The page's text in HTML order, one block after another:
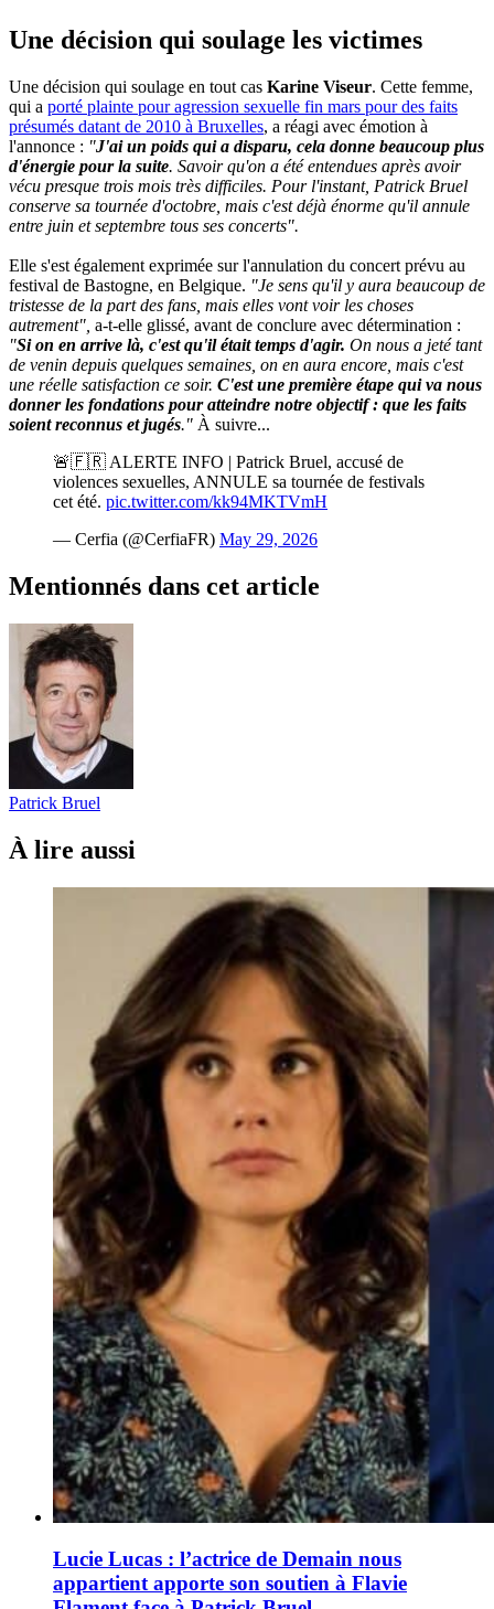
Une décision qui soulage les victimes
Une décision qui soulage en tout cas Karine Viseur. Cette femme,
qui a porté plainte pour agression sexuelle fin mars pour des faits
présumés datant de 2010 à Bruxelles, a réagi avec émotion à
l'annonce : "J'ai un poids qui a disparu, cela donne beaucoup plus
d'énergie pour la suite. Savoir qu'on a été entendues après avoir
vécu presque trois mois très difficiles. Pour l'instant, Patrick Bruel
conserve sa tournée d'octobre, mais c'est déjà énorme qu'il annule
entre juin et septembre tous ses concerts".
Elle s'est également exprimée sur l'annulation du concert prévu au
festival de Bastogne, en Belgique. "Je sens qu'il y aura beaucoup de
tristesse de la part des fans, mais elles vont voir les choses
autrement", a-t-elle glissé, avant de conclure avec détermination :
"Si on en arrive là, c'est qu'il était temps d'agir. On nous a jeté tant
de venin depuis quelques semaines, on en aura encore, mais c'est
une réelle satisfaction ce soir. C'est une première étape qui va nous
donner les fondations pour atteindre notre objectif : que les faits
soient reconnus et jugés." À suivre...
🚨🇫🇷 ALERTE INFO | Patrick Bruel, accusé de
violences sexuelles, ANNULE sa tournée de festivals
cet été. pic.twitter.com/kk94MKTVmH
— Cerfia (@CerfiaFR) May 29, 2026
Mentionnés dans cet article
Patrick Bruel
À lire aussi
Lucie Lucas : l’actrice de Demain nous
appartient apporte son soutien à Flavie